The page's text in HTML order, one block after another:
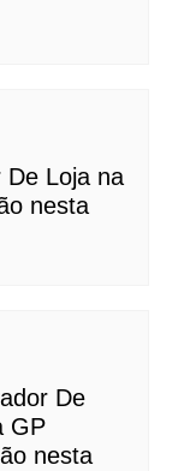
De Loja na
nesta
De
GP
nesta